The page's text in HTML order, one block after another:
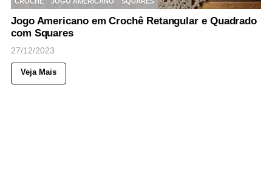
CROCHÊ
JOGO AMERICANO SQUARES
Jogo Americano em Crochê Retangular e Quadrado
com Squares
27/12/2023
Veja Mais